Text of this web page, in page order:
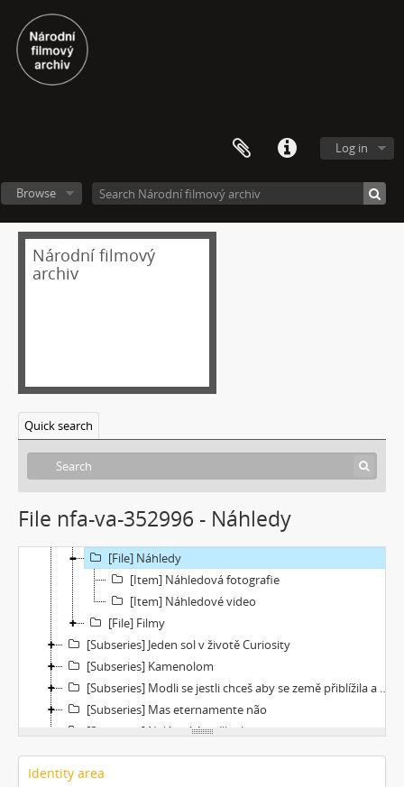
Log in
Browse
Národní filmový
archiv
Quick search
File nfa-va-352996 - Náhledy
[Fonds] Festivalové soutěžní výběry experimentálního filmu a videoartu
[Subseries] Beyond Anachronism: Eons of the Binary (Film)
[Subseries] Spánková paralýza
[Subseries] Zákon času
[Subseries] Chimérx
[Subseries] Under Construction
[Subseries] Duchovní cesta
[Subseries] Vyprávění o světě
[File] Dokumentace
[File] Náhledy
[Item] Náhledová fotografie
[Item] Náhledové video
[File] Filmy
[Subseries] Jeden sol v životě Curiosity
[Subseries] Kamenolom
[Subseries] Modli se jestli chceš aby se země přiblížila a nebe promluvilo s tebou
[Subseries] Mas eternamente não
[Subseries] Naléhající myšlenka
[Subseries] Pelvic Chain
[Subseries] Perplexity
Identity area